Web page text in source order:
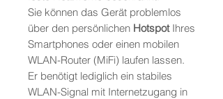
Sie können das Gerät problemlos
über den persönlichen HotspotIhres
Smartphones oder einen mobilen
WLAN-Router (MiFi) laufen lassen.
Er benötigt lediglich ein stabiles
WLAN-Signal mit Internetzugang in